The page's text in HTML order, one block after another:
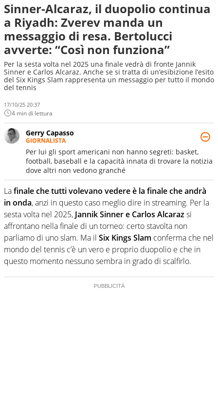
Sinner-Alcaraz, il duopolio continua
a Riyadh: Zverev manda un
messaggio di resa. Bertolucci
avverte: “Così non funziona”
Per la sesta volta nel 2025 una finale vedrà di fronte Jannik
Sinner e Carlos Alcaraz. Anche se si tratta di un’esibizione l’esito
del Six Kings Slam rappresenta un messaggio per tutto il mondo
del tennis
17/10/25 20:37
4 min di lettura
Gerry Capasso
GIORNALISTA
Per lui gli sport americani non hanno segreti: basket,
football, baseball e la capacità innata di trovare la notizia
dove altri non vedono granché
Lafinale che tutti volevano vedere è la finale che andrà
in onda, anzi in questo caso meglio dire in streaming. Per la
sesta volta nel 2025, Jannik Sinner e Carlos Alcarazsi
affrontano nella finale di un torneo: certo stavolta non
parliamo di uno slam. Ma il Six Kings Slam conferma che nel
mondo del tennis c’è un vero e proprio duopolio e che in
questo momento nessuno sembra in grado di scalfirlo.